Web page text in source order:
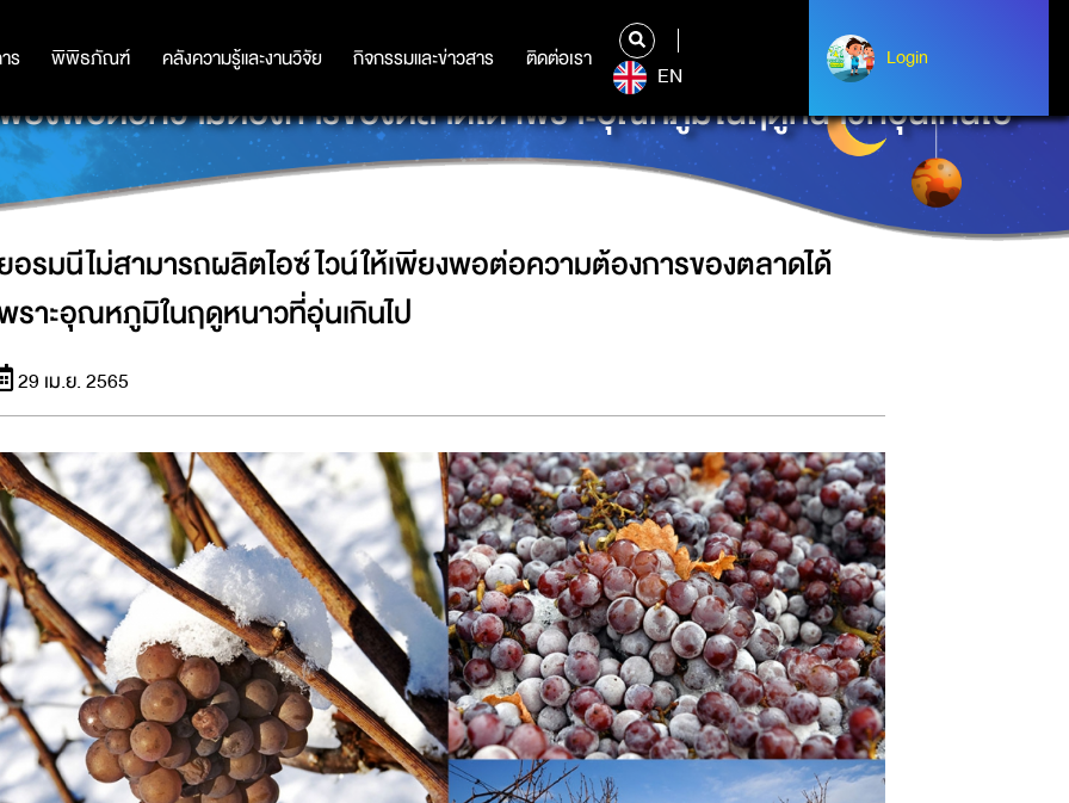
ร พิพิธภัณฑ์ คลังความรู้และงานวิจัย กิจกรรมและข่าวสาร ติดต่อเรา
ร พิพิธภัณฑ์ คลังความรู้และงานวิจัย กิจกรรมและข่าวสาร ติดต่อเรา
EN
Login
Login
ยงพอต่อความต้องการของตลาดได้ เพราะอุณหภูมิในฤดูหนาวที่อุ่นเกินไป
อรมนีไม่สามารถผลิตไอซ์ไวน์ให้เพียงพอต่อความต้องการของตลาดได้
ราะอุณหภูมิในฤดูหนาวที่อุ่นเกินไป
29 เม.ย. 2565